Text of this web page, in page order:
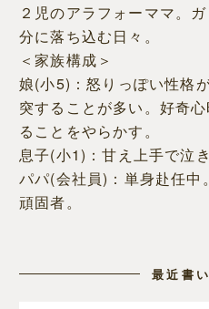
２児のアラフォーママ。
分に落ち込む日々。
＜家族構成＞
娘(小5)：怒りっぽい性格
突することが多い。好奇
ることをやらかす。
息子(小1)：甘え上手で泣
パパ(会社員)：単身赴任
頑固者。
最近書